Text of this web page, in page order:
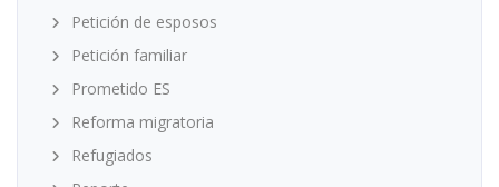
Petición de esposos
Petición familiar
Prometido ES
Reforma migratoria
Refugiados